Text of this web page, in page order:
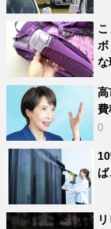
ボ
高
費
0